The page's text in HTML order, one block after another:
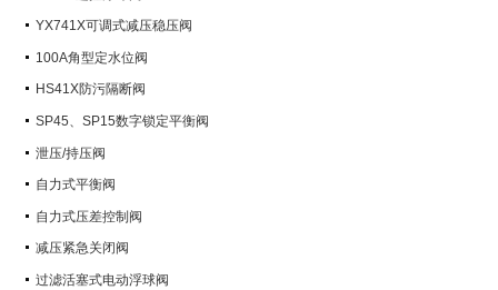
YX741X可调式减压稳压阀
100A角型定水位阀
HS41X防污隔断阀
SP45、SP15数字锁定平衡阀
泄压/持压阀
自力式平衡阀
自力式压差控制阀
减压紧急关闭阀
过滤活塞式电动浮球阀